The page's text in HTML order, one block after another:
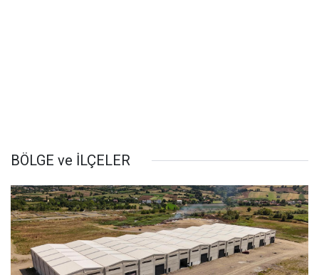
BÖLGE ve İLÇELER